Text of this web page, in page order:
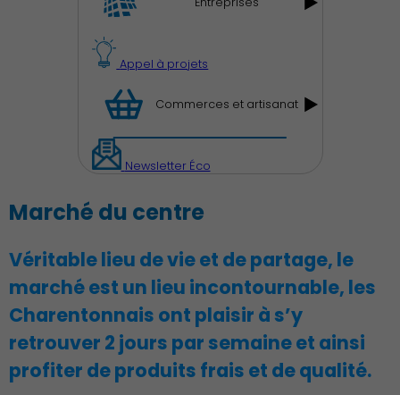
Appel à projets
Commerces et artisanat
Newsletter Éco
Marché du centre
Véritable lieu de vie et de partage, le
marché est un lieu incontournable, les
Charentonnais ont plaisir à s’y
retrouver 2 jours par semaine et ainsi
profiter de produits frais et de qualité.